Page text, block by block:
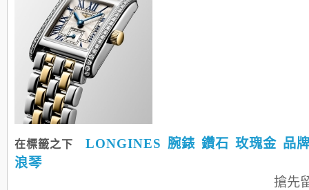
在標籤之下 LONGINES 腕錶 鑽石 玫瑰金 品
浪琴
搶先